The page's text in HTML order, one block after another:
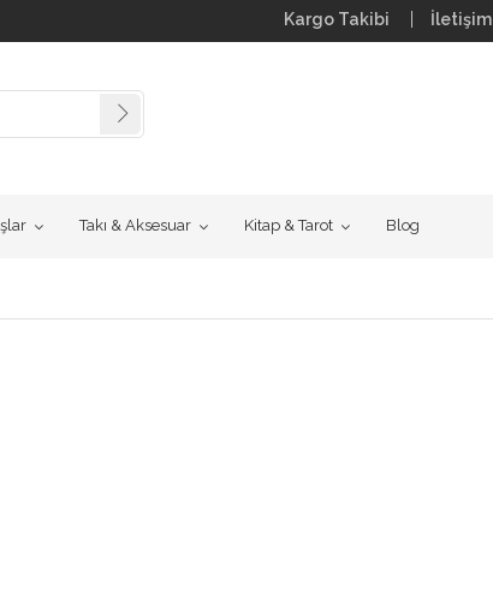
Kargo Takibi İletişim
Takı & Aksesuar Kitap & Tarot Blog